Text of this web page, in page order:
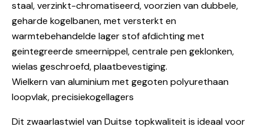
staal, verzinkt-chromatiseerd, voorzien van dubbele,
geharde kogelbanen, met versterkt en
warmtebehandelde lager stof afdichting met
geintegreerde smeernippel, centrale pen geklonken,
wielas geschroefd, plaatbevestiging.
Wielkern van aluminium met gegoten polyurethaan
loopvlak, precisiekogellagers
Dit zwaarlastwiel van Duitse topkwaliteit is ideaal voor